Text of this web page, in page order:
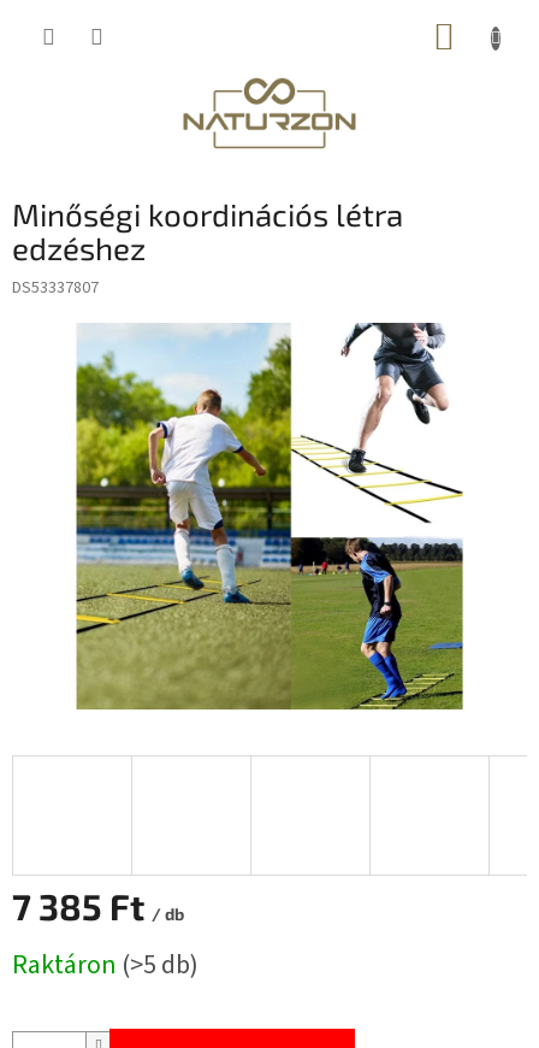
KOSÁR
Minőségi koordinációs létra
edzéshez
DS53337807
7 385 Ft / db
Raktáron (>5 db)